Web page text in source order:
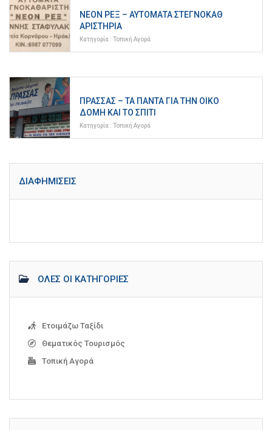
ΝΕΟΝ ΡΕΞ – ΑΥΤΌΜΑΤΑ ΣΤΕΓΝΟΚΑΘ
ΑΡΙΣΤΉΡΙΑ
Κατηγορία : Τοπική Αγορά
ΠΡΑΣΣΆΣ – ΤΑ ΠΆΝΤΑ ΓΙΑ ΤΗΝ ΟΙΚΟ
ΔΟΜΉ ΚΑΙ ΤΟ ΣΠΊΤΙ
Κατηγορία : Τοπική Αγορά
ΔΙΑΦΗΜΊΣΕΙΣ
ΌΛΕΣ ΟΙ ΚΑΤΗΓΟΡΊΕΣ
Ετοιμάζω Ταξίδι
Θεματικός Τουρισμός
Τοπική Αγορά